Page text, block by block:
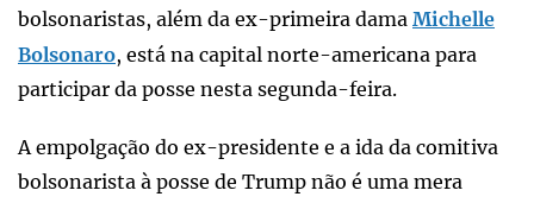
bolsonaristas, além da ex-primeira dama Michelle
Bolsonaro, está na capital norte-americana para
participar da posse nesta segunda-feira.
A empolgação do ex-presidente e a ida da comitiva
bolsonarista à posse de Trump não é uma mera